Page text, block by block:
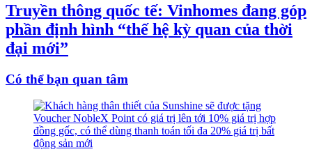
Truyền thông quốc tế: Vinhomes đang góp
phần định hình “thế hệ kỳ quan của thời
đại mới”
Có thể bạn quan tâm